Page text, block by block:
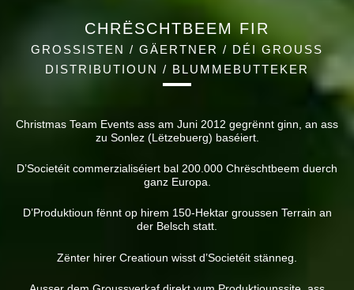
CHRËSCHTBEEM FIR
GROSSISTEN / GÄERTNER / DÉI GROUSS
DISTRIBUTIOUN / BLUMMEBUTTEKER
Christmas Team Events ass am Juni 2012 gegrënnt ginn, an ass
zu Sonlez (Lëtzebuerg) baséiert.
D’Societéit commerzialiséiert bal 200.000 Chrëschtbeem duerch
ganz Europa.
D’Produktioun fënnt op hirem 150-Hektar groussen Terrain an
der Belsch statt.
Zënter hirer Creatioun wisst d’Societéit stänneg.